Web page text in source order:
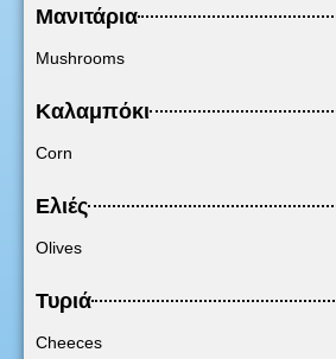
Μανιτάρια
Mushrooms
Καλαμπόκι
Corn
Ελιές
Olives
Τυριά
Cheeces